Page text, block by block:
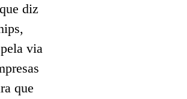
diz
via
que